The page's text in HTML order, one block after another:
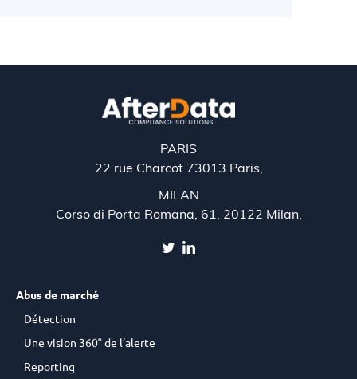
PARIS
22 rue Charcot 73013 Paris,
MILAN
Corso di Porta Romana, 61, 20122 Milan,
Abus de marché
Détection
Une vision 360° de l’alerte
Reporting